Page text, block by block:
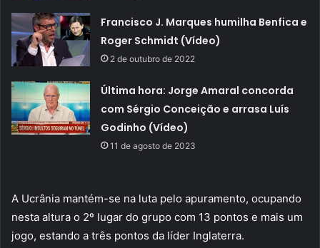
Francisco J. Marques humilha Benfica e
Roger Schmidt (Vídeo)
2 de outubro de 2022
Última hora: Jorge Amaral concorda
com Sérgio Conceição e arrasa Luís
Godinho (Vídeo)
11 de agosto de 2023
A Ucrânia mantém-se na luta pelo apuramento, ocupando
nesta altura o 2º lugar do grupo com 13 pontos e mais um
jogo, estando a três pontos da líder Inglaterra.